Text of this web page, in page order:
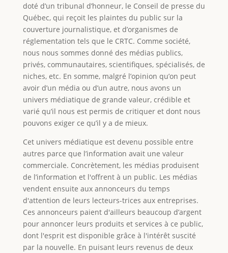
doté d’un tribunal d’honneur, le Conseil de presse du
Québec, qui reçoit les plaintes du public sur la
couverture journalistique, et d’organismes de
réglementation tels que le CRTC. Comme société,
nous nous sommes donné des médias publics,
privés, communautaires, scientifiques, spécialisés, de
niches, etc. En somme, malgré l’opinion qu’on peut
avoir d’un média ou d’un autre, nous avons un
univers médiatique de grande valeur, crédible et
varié qu’il nous est permis de critiquer et dont nous
pouvons exiger ce qu’il y a de mieux.
Cet univers médiatique est devenu possible entre
autres parce que l’information avait une valeur
commerciale. Concrètement, les médias produisent
de l’information et l'offrent à un public. Les médias
vendent ensuite aux annonceurs du temps
d'attention de leurs lecteurs-trices aux entreprises.
Ces annonceurs paient d'ailleurs beaucoup d’argent
pour annoncer leurs produits et services à ce public,
dont l'esprit est disponible grâce à l'intérêt suscité
par la nouvelle. En puisant leurs revenus de deux